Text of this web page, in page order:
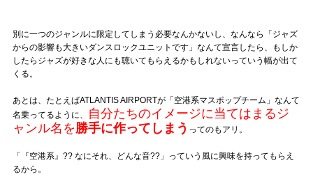
別に一つのジャンルに限定してしまう必要なんかないし、なんなら「ジャズ
からの影響も大きいダンスロックユニットです」なんて宣言したら、もしか
したらジャズが好きな人にも聴いてもらえるかもしれないっていう幅が出て
くる。
あとは、たとえばATLANTIS AIRPORTが「空港系マスポップチーム」なんて
名乗ってるように、
自分たちのイメージに当てはまるジ
ャンル名を勝手に作ってしまう ってのもアリ。
「『空港系』?? なにそれ、どんな音??」っていう風に興味を持ってもらえ
るから。